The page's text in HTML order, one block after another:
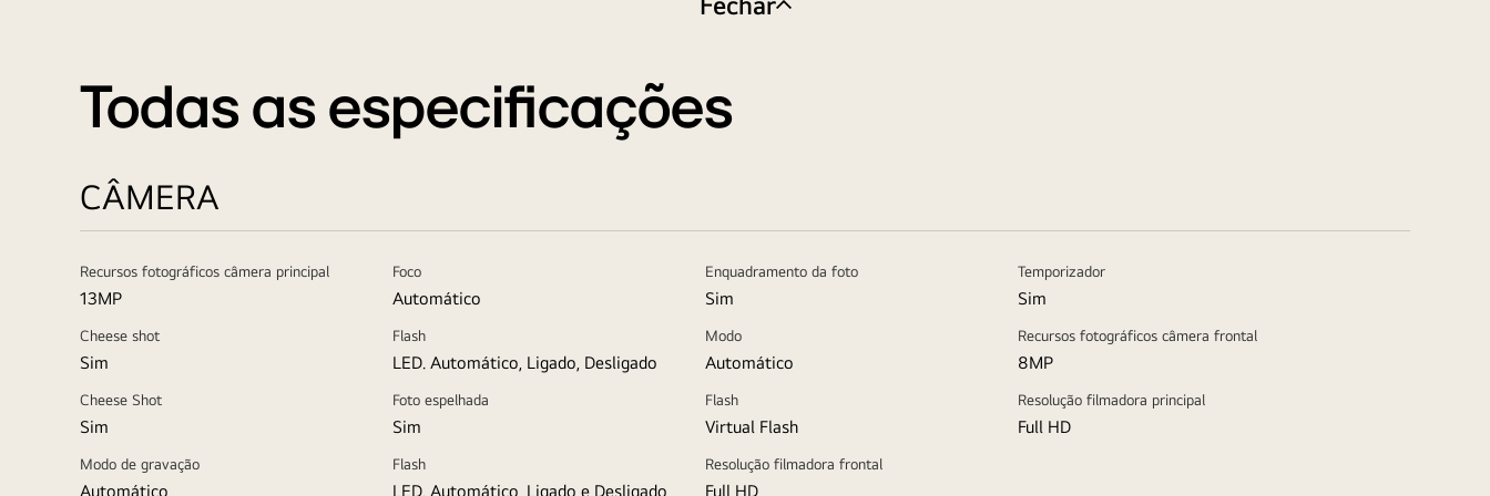
Todas as especificações
CÂMERA
Recursos fotográficos câmera principal
13MP
Foco
Automático
Enquadramento da foto
Sim
Temporizador
Sim
Cheese shot
Sim
Flash
LED. Automático, Ligado, Desligado
Modo
Automático
Recursos fotográficos câmera frontal
8MP
Cheese Shot
Sim
Foto espelhada
Sim
Flash
Virtual Flash
Resolução filmadora principal
Full HD
Modo de gravação
Automático
Flash
LED. Automático, Ligado e Desligado
Resolução filmadora frontal
Full HD